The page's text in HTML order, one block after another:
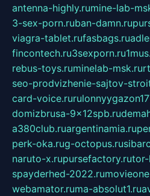
antenna-highly.rumine-lab-
3-sex-porn.ruban-damn.ru
viagra-tablet.rufasbags.ru
fincontech.ru3sexporn.ru
rebus-toys.ruminelab-msk.ru
seo-prodvizhenie-sajtov-
card-voice.ru
domizbrusa-9x12spb.ru
a380club.ruargentinamia.ru
perk-oka.rug-octopus.ru
naruto-x.rupursefactory.ru
spayderhed-2022.ru
webamator.ruma-absolut1.ru